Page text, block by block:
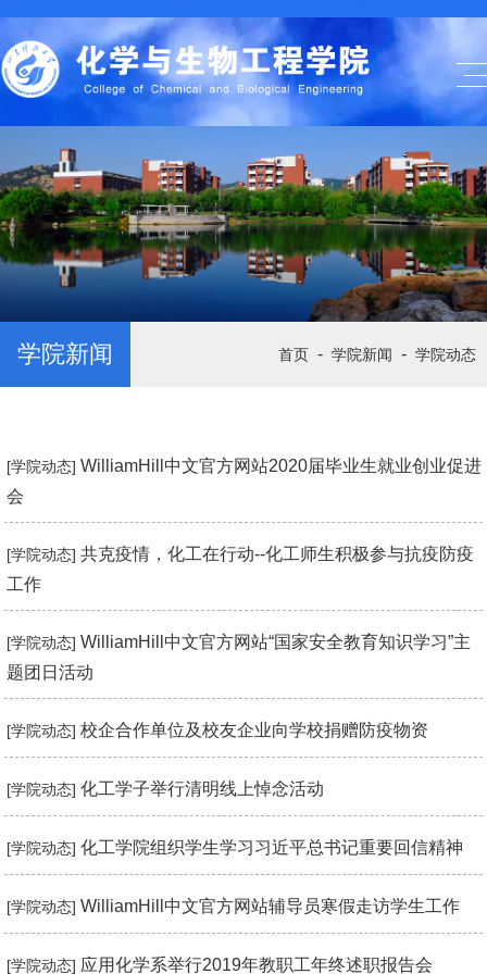
学院新闻 首页 - 学院新闻 - 学院动态
[学院动态]WilliamHill中文官方网站2020届毕业生就业创业促进
会
[学院动态]共克疫情，化工在行动--化工师生积极参与抗疫防疫
工作
[学院动态]WilliamHill中文官方网站“国家安全教育知识学习”主
题团日活动
[学院动态]校企合作单位及校友企业向学校捐赠防疫物资
[学院动态]化工学子举行清明线上悼念活动
[学院动态]化工学院组织学生学习习近平总书记重要回信精神
[学院动态]WilliamHill中文官方网站辅导员寒假走访学生工作
[学院动态] 应用化学系举行2019年教职工年终述职报告会